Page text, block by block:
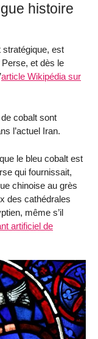
histoire
stratégique, est
et dès le
article Wikipédia sur
cobalt sont
l’actuel Iran.
le bleu cobalt est
qui fournissait,
chinoise au grès
des cathédrales
même s’il
artificiel de